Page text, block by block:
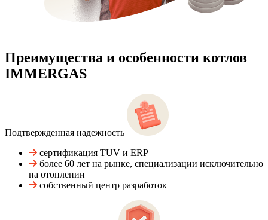
Преимущества и особенности котлов
IMMERGAS
Подтвержденная надежность
сертификация TUV и ERP
более 60 лет на рынке, специализации исключительно
на отоплении
собственный центр разработок